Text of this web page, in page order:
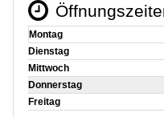
Montag
Dienstag
Mittwoch
Donnerstag
Freitag